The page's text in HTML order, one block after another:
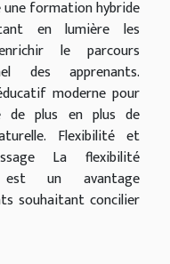
une formation hybride
en lumière les
le parcours
des apprenants.
moderne pour
de plus en plus de
Flexibilité et
La flexibilité
est un avantage
souhaitant concilier